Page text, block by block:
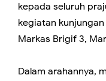
kepada seluruh
kegiatan
Markas Brigif 3,
Dalam arahannya,